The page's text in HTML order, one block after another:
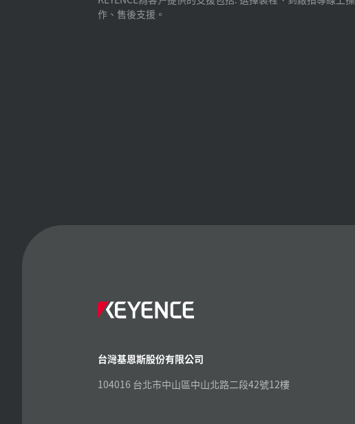
作、售後支援。
台灣基恩斯股份有限公司
104016 台北市中山區中山北路二段42號12樓